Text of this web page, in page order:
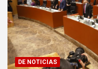
DE NOTICIAS